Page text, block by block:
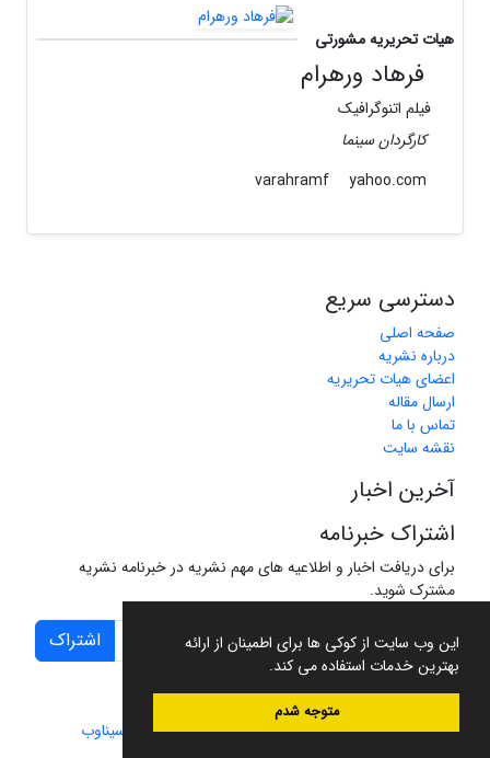
این وب سایت از کوکی ها برای اطمینان از ارائه
بهترین خدمات استفاده می کند.
متوجه شدم
هیات تحریریه مشورتی
فرهاد ورهرام
فیلم اتنوگرافیک
کارگردان سینما
yahoo.com
دسترسی سریع
صفحه اصلی
درباره نشریه
اعضای هیات تحریریه
ارسال مقاله
تماس با ما
نقشه سایت
آخرین اخبار
اشتراک خبرنامه
برای دریافت اخبار و اطلاعیه های مهم نشریه در خبرنامه نشریه
مشترک شوید.
اشتراک
سامانه مدیریت نشریات علمی.طراحی و پیاده سازی از سیناوب